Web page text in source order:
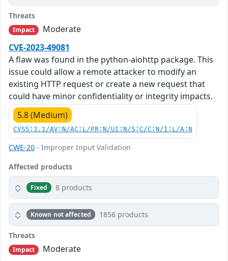
Threats
Impact
Moderate
CVE-2023-49081
A flaw was found in the python-aiohttp package. This
issue could allow a remote attacker to modify an
existing HTTP request or create a new request that
could have minor confidentiality or integrity impacts.
5.8 (Medium)
CVSS:3.1/AV:N/AC:L/PR:N/UI:N/S:C/C:N/I:L/A:N
CWE-20 - Improper Input Validation
Affected products
Fixed 8 products
Known not affected 1856 products
Threats
Impact
Moderate